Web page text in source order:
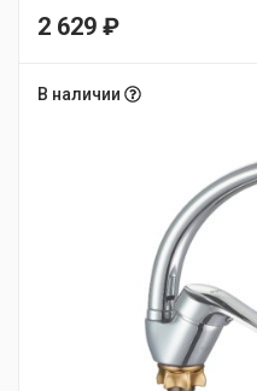
2 629 ₽
В наличии